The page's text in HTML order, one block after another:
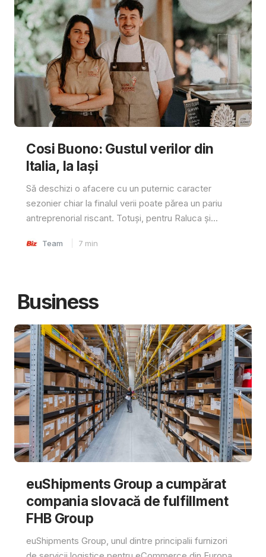
Cosi Buono: Gustul verilor din
Italia, la Iași
Să deschizi o afacere cu un puternic caracter
sezonier chiar la finalul verii poate părea un pariu
antreprenorial riscant. Totuși, pentru Raluca și...
Team 7 min
Business
euShipments Group a cumpărat
compania slovacă de fulfillment
FHB Group
euShipments Group, unul dintre principalii furnizori